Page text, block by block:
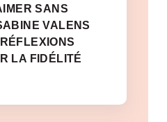
SANS
VALENS
LA FIDÉLITÉ